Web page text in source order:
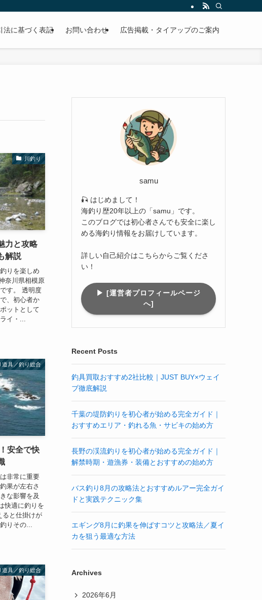
ているWEBサイトです。
法に基づく表記 お問い合わせ 広告掲載・タイアップのご案内
川釣り
力と攻略
解説
りを楽しめ
奈川県相模原
す。 透明度
、初心者か
ットとして
イ・...
道具／釣り総合
安全で快
非常に重要
果が左右さ
な影響を及
快適に釣りを
ると仕掛けが
りその...
道具／釣り総合
samu
🎣 はじめまして！
海釣り歴20年以上の「samu」です。
このブログでは初心者さんでも安全に楽し
める海釣り情報をお届けしています。
詳しい自己紹介はこちらからご覧くださ
い！
▶︎ [運営者プロフィールページ
へ]
Recent Posts
釣具買取おすすめ2社比較｜JUST BUY×ウェイ
ブ徹底解説
千葉の堤防釣りを初心者が始める完全ガイド｜
おすすめエリア・釣れる魚・サビキの始め方
長野の渓流釣りを初心者が始める完全ガイド｜
解禁時期・遊漁券・装備とおすすめの始め方
バス釣り8月の攻略法とおすすめルアー完全ガイ
ドと実践テクニック集
エギング8月に釣果を伸ばすコツと攻略法／夏イ
カを狙う最適な方法
Archives
2026年6月